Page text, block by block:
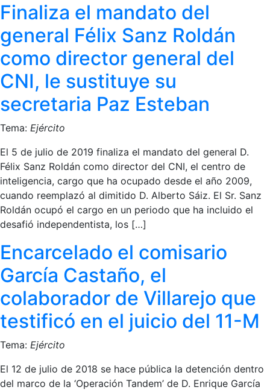
Finaliza el mandato del
general Félix Sanz Roldán
como director general del
CNI, le sustituye su
secretaria Paz Esteban
Tema: Ejército
El 5 de julio de 2019 finaliza el mandato del general D.
Félix Sanz Roldán como director del CNI, el centro de
inteligencia, cargo que ha ocupado desde el año 2009,
cuando reemplazó al dimitido D. Alberto Sáiz. El Sr. Sanz
Roldán ocupó el cargo en un periodo que ha incluido el
desafió independentista, los […]
Encarcelado el comisario
García Castaño, el
colaborador de Villarejo que
testificó en el juicio del 11-M
Tema: Ejército
El 12 de julio de 2018 se hace pública la detención dentro
del marco de la ‘Operación Tandem’ de D. Enrique García